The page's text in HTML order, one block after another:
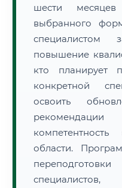
шести
выбранного
специалистом
повышение
кто планирует
конкретной
освоить
области.